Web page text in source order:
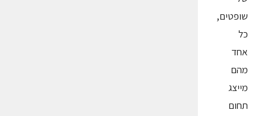
שופטים,
כל
אחד
מהם
מייצג
תחום